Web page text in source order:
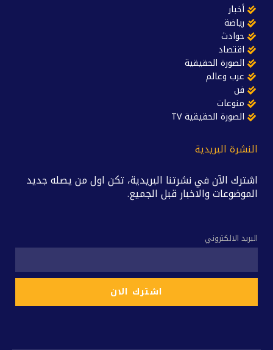
أخبار
رياضة
حوادث
اقتصاد
الصورة الحقيقية
عرب وعالم
فن
منوعات
الصورة الحقيقية TV
النشرة البريدية
اشترك الآن في نشرتنا البريدية، تكن اول من يصله جديد
الموضوعات والاخبار قبل الجميع.
البريد الالكتروني